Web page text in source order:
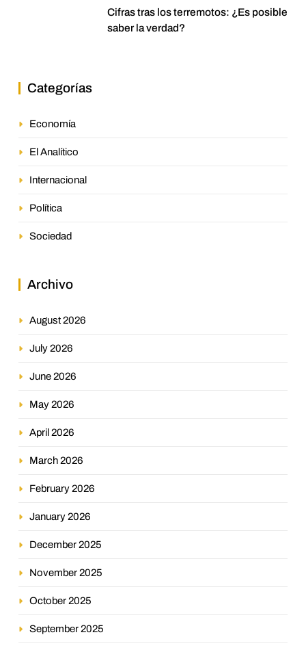
Cifras tras los terremotos: ¿Es posible
saber la verdad?
Categorías
Economía
El Analítico
Internacional
Política
Sociedad
Archivo
August 2026
July 2026
June 2026
May 2026
April 2026
March 2026
February 2026
January 2026
December 2025
November 2025
October 2025
September 2025